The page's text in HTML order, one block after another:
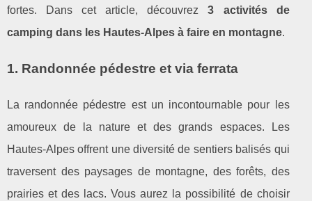
fortes. Dans cet article, découvrez3 activités de
camping dans les Hautes-Alpes à faire en montagne.
1. Randonnée pédestre et via ferrata
La randonnée pédestre est un incontournable pour les
amoureux de la nature et des grands espaces. Les
Hautes-Alpes offrent une diversité de sentiers balisés qui
traversent des paysages de montagne, des forêts, des
prairies et des lacs. Vous aurez la possibilité de choisir